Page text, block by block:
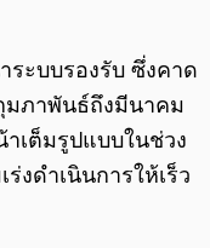
ะบบรองรับ ซึ่งคาด
มภาพันธ์ถึงมีนาคม
เต็มรูปแบบในช่วง
งดำเนินการให้เร็ว